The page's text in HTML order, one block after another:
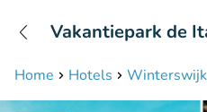
Home Hotels
Vakantiepark de